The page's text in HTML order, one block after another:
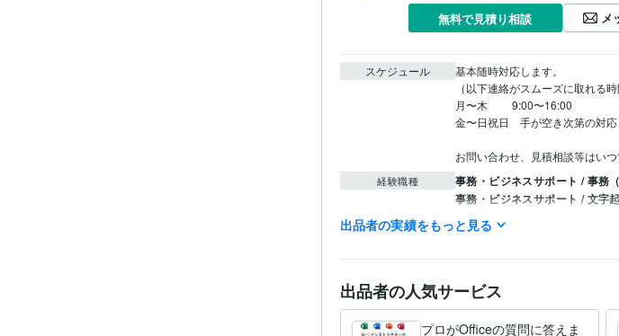
無料で見積り相談 メ
スケジュール
基本随時対応します。
（以下連絡がスムーズに取れる時
月〜木         9:00〜16:00
金〜日祝日　手が空き次第の対
お問い合わせ、見積相談等はいつ
経験職種 事務・ビジネスサポート / 事務
事務・ビジネスサポート / 文字
ライフスタイル・その他 / キャ
資格・検定 マイクロソフト オフィス スペ
プログラミング言 VBA:4年CSS:4年HTML:4年
出品者の実績をもっと見る
出品者の人気サービス
プロがOfficeの質問に答えま